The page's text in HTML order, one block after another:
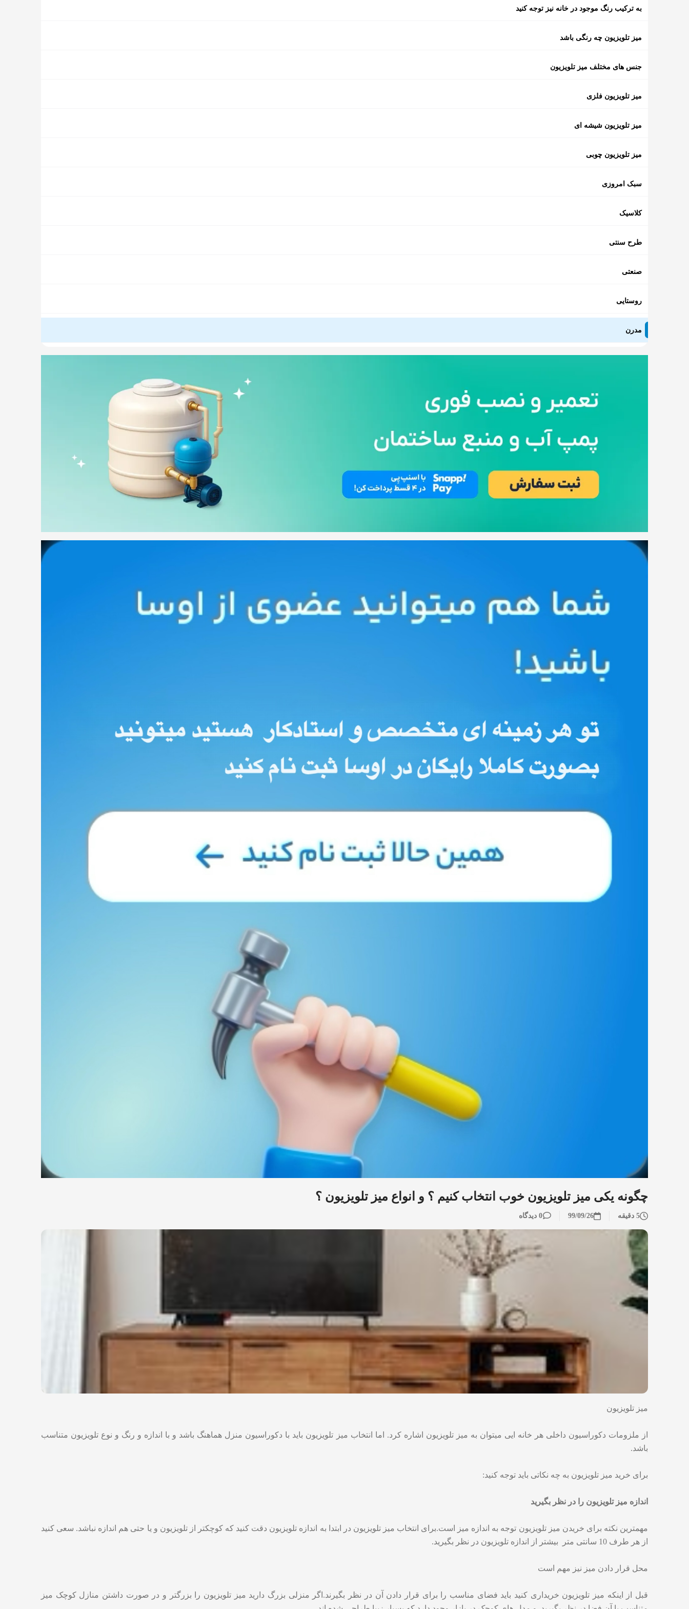
چگونه یکی میز تلویزیون خوب انتخاب کنیم ؟ و انواع میز تلویزیون ؟
5 دقیقه 99/09/26 0 دیدگاه
میز تلویزیون
از ملزومات دکوراسیون داخلی هر خانه ایی میتوان به میز تلویزیون اشاره کرد. اما انتخاب میز تلویزیون باید با دکوراسیون منزل هماهنگ باشد و با اندازه و رنگ و نوع تلویزیون متناسب
باشد.
برای خرید میز تلویزیون به چه نکاتی باید توجه کنید:
اندازه میز تلویزیون را در نظر بگیرید‌
مهمترین نکته برای خریدن میز تلویزیون توجه به اندازه میز است.برای انتخاب میز تلویزیون در ابتدا به اندازه تلویزیون دقت کنید که کوچکتر از تلویزیون و یا حتی هم اندازه نباشد. سعی کنید
از هر طرف 10 سانتی متر بیشتر از اندازه تلویزیون در نظر بگیرید.
محل قرار دادن میز نیز مهم است
قبل از اینکه میز تلویزیون خریداری کنید باید فضای مناسب را برای قرار دادن آن در نظر بگیرند.اگر منزلی بزرگ دارید میز تلویزیون را بزرگتر و در صورت داشتن منازل کوچک میز
به ترکیب رنگ موجود در خانه نیز توجه کنید
میز تلویزیون چه رنگی باشد
جنس های مختلف میز تلویزیون
میز تلویزیون فلزی
میز تلویزیون شیشه ای
میز تلویزیون چوبی
سبک امروزی
کلاسیک
طرح سنتی
صنعتی
روستایی
مدرن